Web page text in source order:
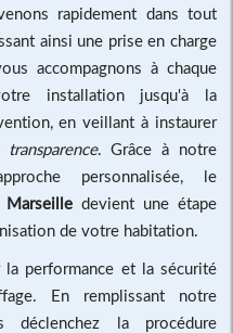
rapidement dans tout
ainsi une prise en charge
accompagnons à chaque
installation jusqu'à la
en veillant à instaurer
. Grâce à notre
personnalisée, le
Marseille devient une étape
de votre habitation.
performance et la sécurité
En remplissant notre
déclenchez la procédure